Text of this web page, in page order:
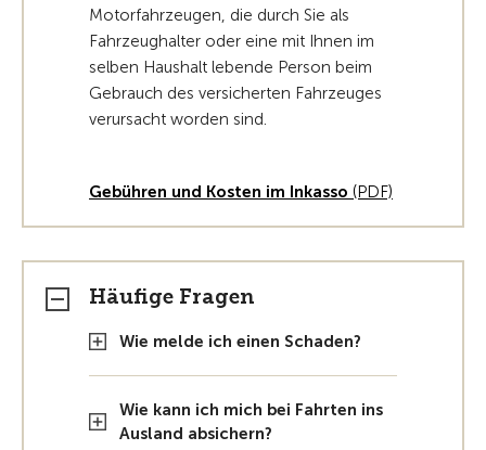
Motorfahrzeugen, die durch Sie als
Fahrzeughalter oder eine mit Ihnen im
selben Haushalt lebende Person beim
Gebrauch des versicherten Fahrzeuges
verursacht worden sind.
Gebühren und Kosten im Inkasso (PDF)
Häufige Fragen
Wie melde ich einen Schaden?
Wie kann ich mich bei Fahrten ins
Ausland absichern?